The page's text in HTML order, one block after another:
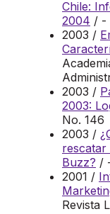
Chile:
2004 / -
2003 /
2003 /
2003:
No. 146
2003 /
rescatar
Buzz? /
2001 /
Revista